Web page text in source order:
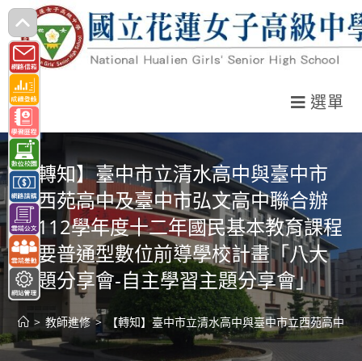
跳
轉
至
主
要
內
容
選單
【轉知】臺中市立清水高中與臺中市
立西苑高中及臺中市弘文高中聯合辦
理112學年度十二年國民基本教育課程
綱要普通型數位前導學校計畫「八大
主題分享會-自主學習主題分享會」
> 教師進修 > 【轉知】臺中市立清水高中與臺中市立西苑高中